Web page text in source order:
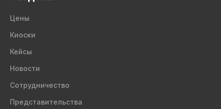
Цены
Киоски
Кейсы
Новости
Сотрудничество
Представительства